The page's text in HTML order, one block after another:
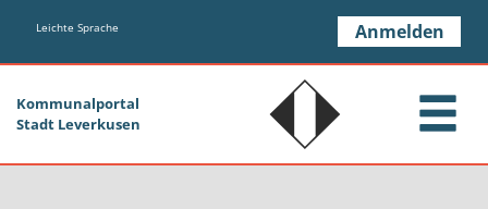
Zum Hauptinhalt springen
Leichte Sprache Anmelden
Kommunalportal
Stadt Leverkusen